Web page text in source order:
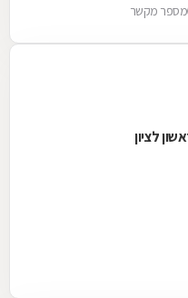
מספר מקשר